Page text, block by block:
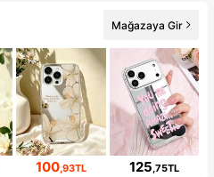
Mağazaya Gir
100,93TL 125,75TL